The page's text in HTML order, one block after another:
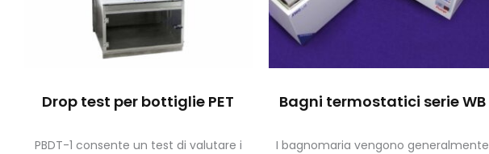
Drop test per bottiglie PET
PBDT-1 consente un test di valutare i
Bagni termostatici serie WB
I bagnomaria vengono generalmente